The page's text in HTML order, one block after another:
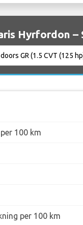
Hyrfordon
100 km
per 100 km